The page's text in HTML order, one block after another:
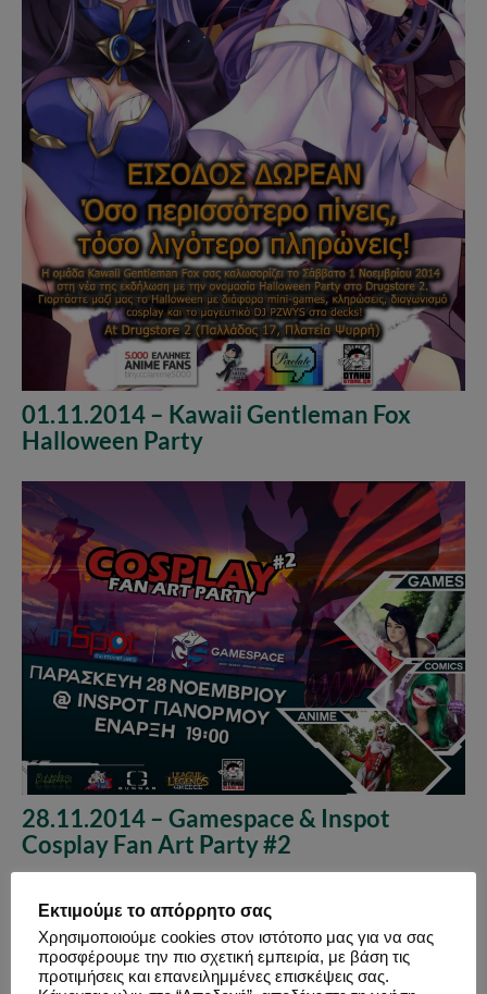
01.11.2014 – Kawaii Gentleman Fox
Halloween Party
28.11.2014 – Gamespace & Inspot
Cosplay Fan Art Party #2
Εκτιμούμε το απόρρητο σας
Χρησιμοποιούμε cookies στον ιστότοπο μας για να σας
προσφέρουμε την πιο σχετική εμπειρία, με βάση τις
προτιμήσεις και επανειλημμένες επισκέψεις σας.